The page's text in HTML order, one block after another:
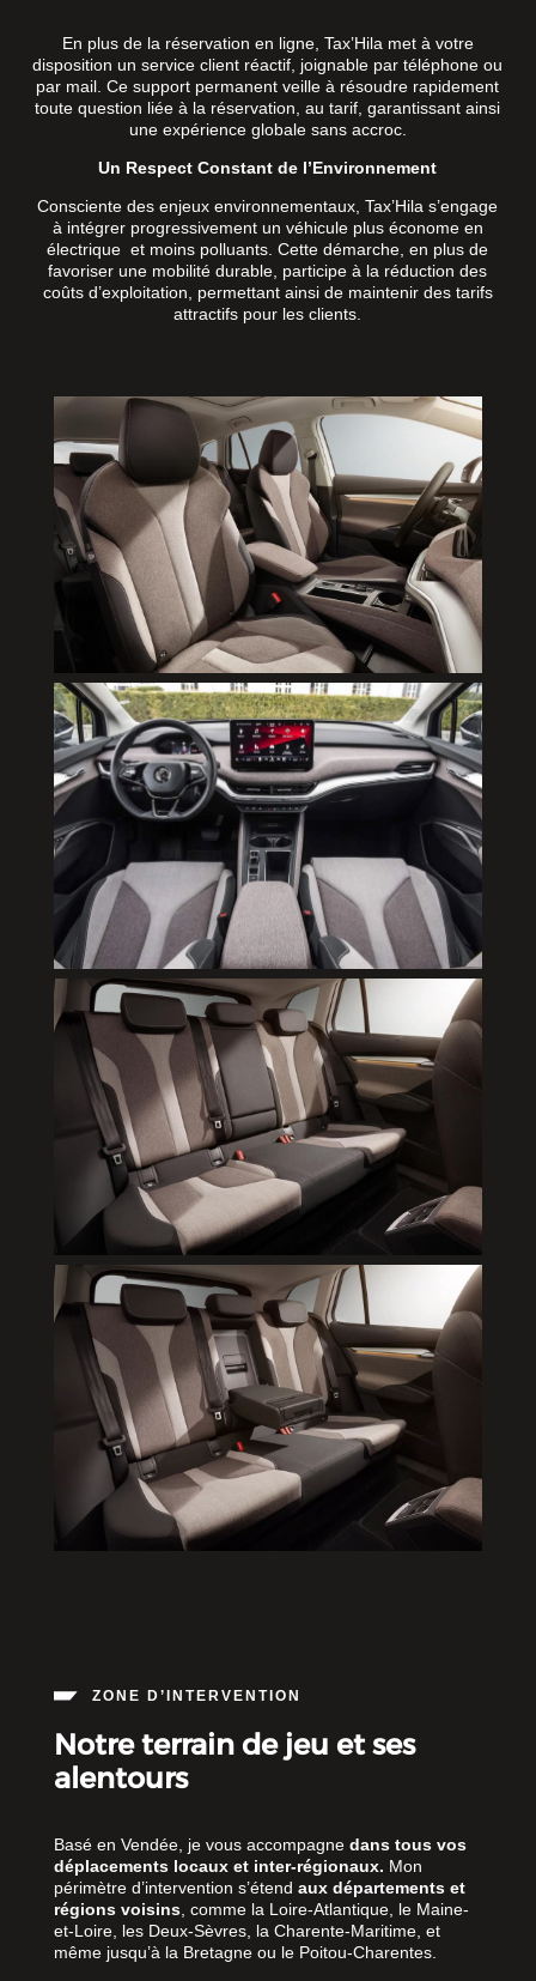
En plus de la réservation en ligne, Tax’Hila met à votre
disposition un service client réactif, joignable par téléphone ou
par mail. Ce support permanent veille à résoudre rapidement
toute question liée à la réservation, au tarif, garantissant ainsi
une expérience globale sans accroc.
Un Respect Constant de l’Environnement
Consciente des enjeux environnementaux, Tax’Hila s’engage
à intégrer progressivement un véhicule plus économe en
électrique et moins polluants. Cette démarche, en plus de
favoriser une mobilité durable, participe à la réduction des
coûts d’exploitation, permettant ainsi de maintenir des tarifs
attractifs pour les clients.
ZONE D’INTERVENTION
Notre terrain de jeu et ses
alentours
Basé en Vendée, je vous accompagnedans tous vos
déplacements locaux et inter-régionaux. Mon
périmètre d’intervention s’étend aux départements et
régions voisins, comme la Loire-Atlantique, le Maine-
et-Loire, les Deux-Sèvres, la Charente-Maritime, et
même jusqu’à la Bretagne ou le Poitou-Charentes.